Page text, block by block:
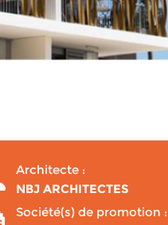
Architecte :
NBJ ARCHITECTES
Société(s) de promotion :